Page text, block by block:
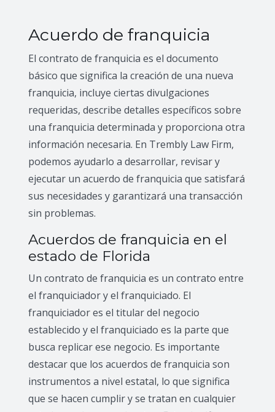
Acuerdo de franquicia
El contrato de franquicia es el documento
básico que significa la creación de una nueva
franquicia, incluye ciertas divulgaciones
requeridas, describe detalles específicos sobre
una franquicia determinada y proporciona otra
información necesaria. En Trembly Law Firm,
podemos ayudarlo a desarrollar, revisar y
ejecutar un acuerdo de franquicia que satisfará
sus necesidades y garantizará una transacción
sin problemas.
Acuerdos de franquicia en el
estado de Florida
Un contrato de franquicia es un contrato entre
el franquiciador y el franquiciado. El
franquiciador es el titular del negocio
establecido y el franquiciado es la parte que
busca replicar ese negocio. Es importante
destacar que los acuerdos de franquicia son
instrumentos a nivel estatal, lo que significa
que se hacen cumplir y se tratan en cualquier